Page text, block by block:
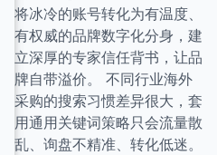
将冰冷的账号转化为有温度、
有权威的品牌数字化分身，建
立深厚的专家信任背书，让品
牌自带溢价。 不同行业海外
采购的搜索习惯差异很大，套
用通用关键词策略只会流量散
乱、询盘不精准、转化低迷。